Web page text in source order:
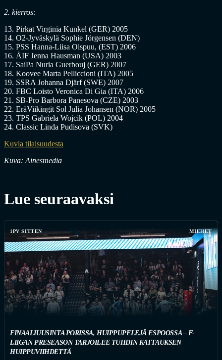
2. kierros:
13. Pirkat Virginia Kunkel (GER) 2005
14. O2-Jyväskylä Sophie Jörgensen (DEN)
15. PSS Hanna-Liisa Oispuu, (EST) 2006
16. ÅIF Jenna Hausman (USA) 2003
17. SaiPa Nuria Guerbouj (GER) 2007
18. Koovee Marta Pelliccioni (ITA) 2005
19. SSRA Johanna Djärf (SWE) 2007
20. FBC Loisto Veronica Di Gia (ITA) 2006
21. SB-Pro Barbora Panesova (CZE) 2003
22. EräViikingit Sol Julia Johansen (NOR) 2005
23. TPS Gabriela Wojcik (POL) 2004
24. Classic Linda Pudisova (SVK)
Kuvia tilaisuudesta
Kuva: Ainesmedia
Lue seuraavaksi
1PV SITTEN MIEHET
FINAALIUUSINTA PORISSA, HUIPPUPELEJÄ ESPOOSSA – F-
LIIGAN PRESEASON TARJOILEE TUHDIN KATTAUKSEN
HUIPPUVIIHDETTÄ